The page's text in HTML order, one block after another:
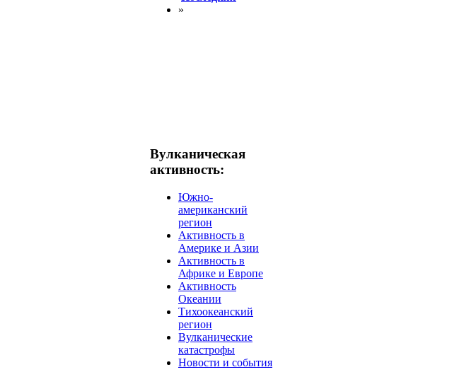
»
Вулканическая
активность:
Южно-
американский
регион
Активность в
Америке и Азии
Активность в
Африке и Европе
Активность
Океании
Тихоокеанский
регион
Вулканические
катастрофы
Новости и события